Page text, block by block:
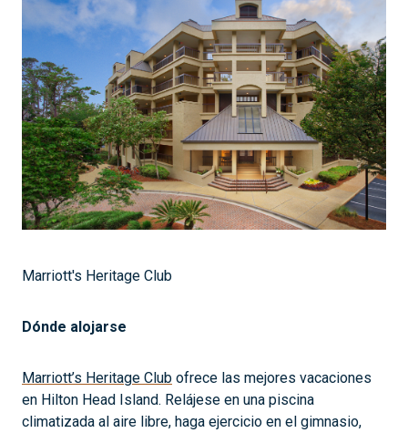
Marriott's Heritage Club
Dónde alojarse
Marriott’s Heritage Club ofrece las mejores vacaciones
en Hilton Head Island. Relájese en una piscina
climatizada al aire libre, haga ejercicio en el gimnasio,